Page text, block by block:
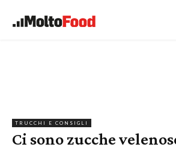
TRUCCHI E CONSIGLI
Ci sono zucche